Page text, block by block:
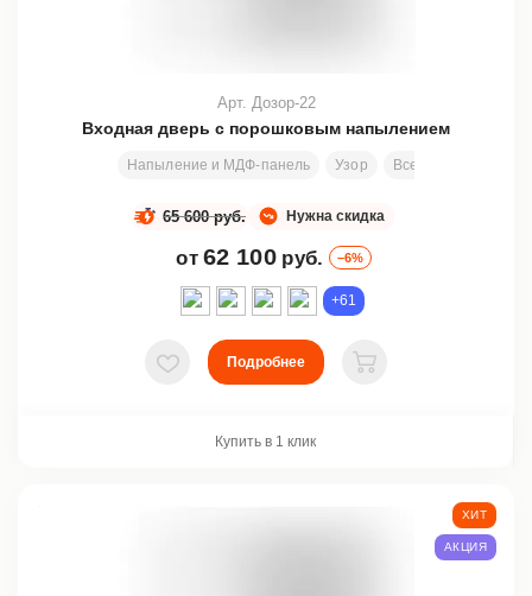
Входная дверь с порошковым напылением
Напыление и МДФ-панель Узор Все размеры
Арт. Дозор-22
Нужна скидка
65 600 руб.
от 62 100 руб. –6%
+61
В избранное
Подробнее
В корзину
Купить в 1 клик
ХИТ
АКЦИЯ